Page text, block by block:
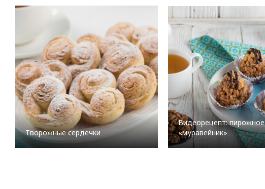
Творожные сердечки
Видеорецепт: пирожное
«муравейник»